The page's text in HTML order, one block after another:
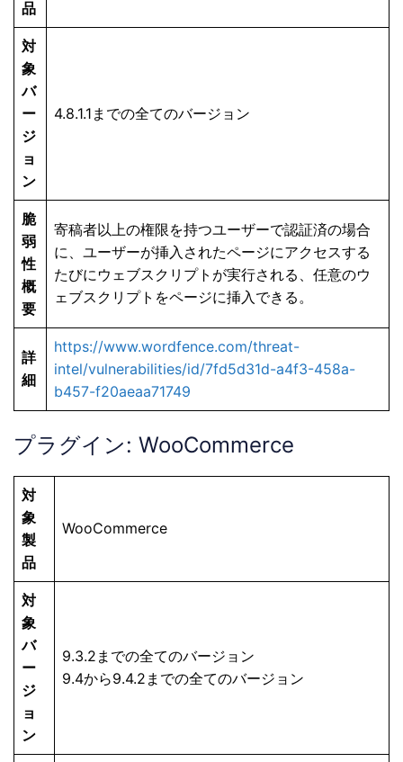
品
対
象
バ
ー
ジ
ョ
ン
4.8.1.1までの全てのバージョン
脆
弱
性
概
要
寄稿者以上の権限を持つユーザーで認証済の場合
に、ユーザーが挿入されたページにアクセスする
たびにウェブスクリプトが実行される、任意のウ
ェブスクリプトをページに挿入できる。
詳
細
https://www.wordfence.com/threat-
intel/vulnerabilities/id/7fd5d31d-a4f3-458a-
b457-f20aeaa71749
プラグイン: WooCommerce
対
象
製
品
WooCommerce
対
象
バ
ー
ジ
ョ
ン
9.3.2までの全てのバージョン
9.4から9.4.2までの全てのバージョン